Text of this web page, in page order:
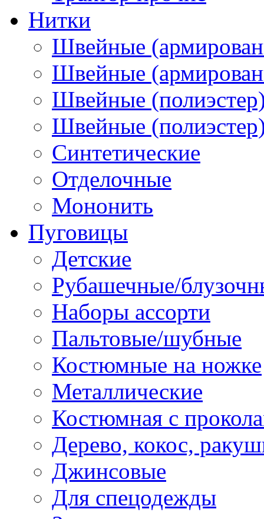
Нитки
Швейные
Швейные
Швейные
Швейные
Синтетические
Отделочные
Мононить
Пуговицы
Детские
Рубашечные/
Наборы ассорти
Пальтовые/шубные
Костюмные на ножке
Металлические
Костюмная с
Дерево, кокос,
Джинсовые
Для спецодежды